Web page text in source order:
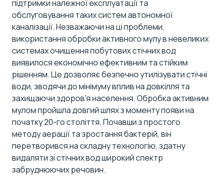
підтримки належної експлуатації та
обслуговування таких систем автономної
каналізації. Незважаючи на ці проблеми,
використання обробки активного мулу в невеликих
системах очищення побутових стічних вод
виявилося економічно ефективним та стійким
рішенням. Це дозволяє безпечно утилізувати стічні
води, зводячи до мінімуму вплив на довкілля та
захищаючи здоров'я населення. Обробка активним
мулом пройшла довгий шлях з моменту появи на
початку 20-го століття. Почавши з простого
методу аерації та зростання бактерій, він
перетворився на складну технологію, здатну
видаляти зі стічних вод широкий спектр
забруднюючих речовин.